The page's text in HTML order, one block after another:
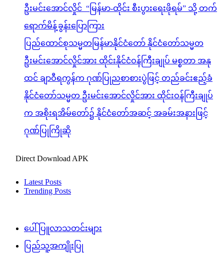
ဦးမင်းအောင်လှိုင် “မြန်မာ-ထိုင်း စီးပွားရေးဖိုရမ်” သို့ တက်
ရောက်မိန့်ခွန်းပြောကြား
ပြည်ထောင်စုသမ္မတမြန်မာနိုင်ငံတော် နိုင်ငံတော်သမ္မတ
ဦးမင်းအောင်လှိုင်အား ထိုင်းနိုင်ငံဝန်ကြီးချုပ် မစ္စတာ အနု
ထင် ချာဝီရကွန်က ဂုဏ်ပြုညစာစားပွဲဖြင့် တည်ခင်းဧည့်ခံ
နိုင်ငံတော်သမ္မတ ဦးမင်းအောင်လှိုင်အား ထိုင်းဝန်ကြီးချုပ်
က အစိုးရအိမ်တော်၌ နိုင်ငံတော်အဆင့် အခမ်းအနားဖြင့်
ဂုဏ်ပြုကြိုဆို
Direct Download APK
Latest Posts
Trending Posts
ပေါ်ပြူလာသတင်းများ
ပြည်သူ့အကျိုးပြု